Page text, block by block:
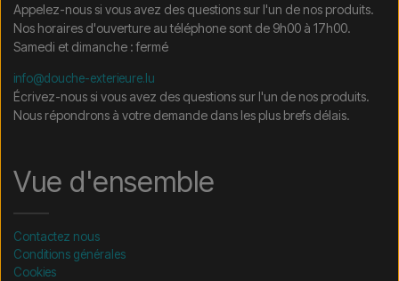
Appelez-nous si vous avez des questions sur l'un de nos produits.
Nos horaires d'ouverture au téléphone sont de 9h00 à 17h00.
Samedi et dimanche : fermé
info@douche-exterieure.lu
Écrivez-nous si vous avez des questions sur l'un de nos produits.
Nous répondrons à votre demande dans les plus brefs délais.
Vue d'ensemble
Contactez nous
Conditions générales
Cookies